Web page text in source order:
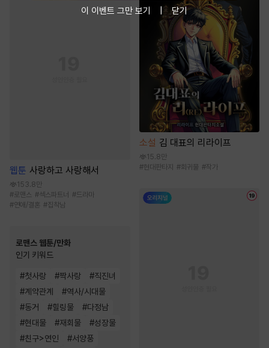
웹툰 사랑하고 사랑해서
153.8만
#로맨스 #섹스파트너 #드라마
#연애/결혼 #집착남
로맨스 웹툰/만화
인기 키워드
#첫사랑 #짝사랑 #직진녀
#계약관계 #역사/시대물
#동거 #힐링물 #다정남
#현대물 #재회물 #성장물
#친구>연인 #서양풍
소설 김 대표의 리라이프
15.8만
#현대판타지 #회귀물 #작가
이 이벤트 그만 보기 닫기